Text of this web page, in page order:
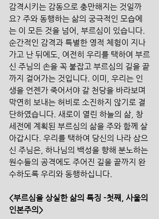
감격시키는 감동으로 충만해지는 것일까
요? 주와 동행하는 삶의 궁극적인 모습에
는 이 모든 것을 넘어, 부르심이 있습니다.
순간적인 감격과 특별한 영적 체험이 지나
가고 난 뒤에도, 여전히 우리를 택하여 부르
신 주님의 손을 꼭 붙잡고 부르심의 길을 끝
까지 걸어가는 것입니다. 이미, 우리는 인
생을 언젠가 죽어서야 갈 천당을 바라보며
막연히 보내는 허비로 소진하지 않기로 결
단하였습니다. 새로이 열린 하늘의 삶, 창
세전에 계획된 부르심의 삶을 주와 함께 살
아갑시다. 우리를 택하여 당신의 나라 삼으
신 주님은, 하나님의 백성을 향해 분노하는
원수들의 공격에도 주어진 길을 끝까지 완
수하도록 우리와 동행하십니다.
<부르심을 상실한 삶의 특징 -첫째, 사울의
인본주의>